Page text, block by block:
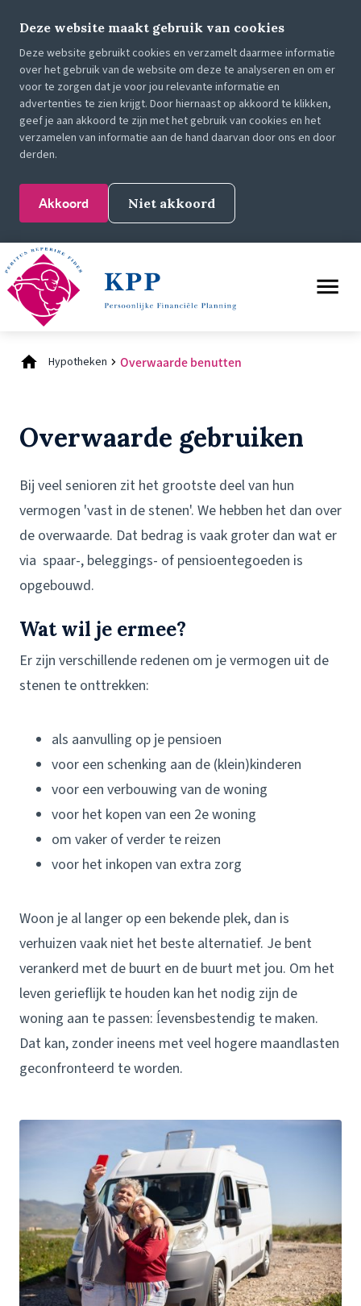
Deze website maakt gebruik van cookies
Deze website gebruikt cookies en verzamelt daarmee informatie
over het gebruik van de website om deze te analyseren en om er
voor te zorgen dat je voor jou relevante informatie en
advertenties te zien krijgt. Door hiernaast op akkoord te klikken,
geef je aan akkoord te zijn met het gebruik van cookies en het
verzamelen van informatie aan de hand daarvan door ons en door
derden.
Akkoord Niet akkoord
Hypotheken Overwaarde benutten
Overwaarde gebruiken
Bij veel senioren zit het grootste deel van hun
vermogen 'vast in de stenen'. We hebben het dan over
de overwaarde. Dat bedrag is vaak groter dan wat er
via spaar-, beleggings- of pensioentegoeden is
opgebouwd.
Wat wil je ermee?
Er zijn verschillende redenen om je vermogen uit de
stenen te onttrekken:
als aanvulling op je pensioen
voor een schenking aan de (klein)kinderen
voor een verbouwing van de woning
voor het kopen van een 2e woning
om vaker of verder te reizen
voor het inkopen van extra zorg
Woon je al langer op een bekende plek, dan is
verhuizen vaak niet het beste alternatief. Je bent
verankerd met de buurt en de buurt met jou. Om het
leven gerieflijk te houden kan het nodig zijn de
woning aan te passen: ĺevensbestendig te maken.
Dat kan, zonder ineens met veel hogere maandlasten
geconfronteerd te worden.